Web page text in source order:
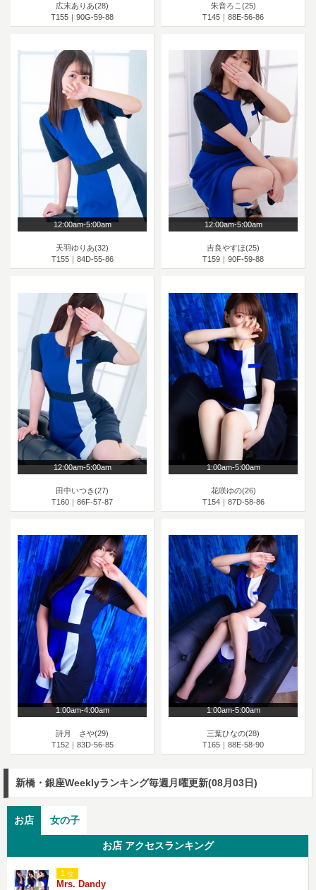
広末ありあ(28)
T155｜90G-59-88
朱音ろこ(25)
T145｜88E-56-86
12:00am-5:00am
天羽ゆりあ(32)
T155｜84D-55-86
12:00am-5:00am
吉良やすほ(25)
T159｜90F-59-88
12:00am-5:00am
田中いつき(27)
T160｜86F-57-87
1:00am-5:00am
花咲ゆの(26)
T154｜87D-58-86
1:00am-4:00am
詩月 さや(29)
T152｜83D-56-85
1:00am-5:00am
三葉ひなの(28)
T165｜88E-58-90
新橋・銀座Weeklyランキング毎週月曜更新(08月03日)
お店 女の子
お店 アクセスランキング
1 位
Mrs. Dandy